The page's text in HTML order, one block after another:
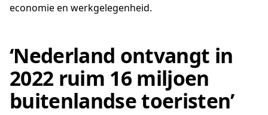
economie en werkgelegenheid.
‘Nederland ontvangt in
2022 ruim 16 miljoen
buitenlandse toeristen’